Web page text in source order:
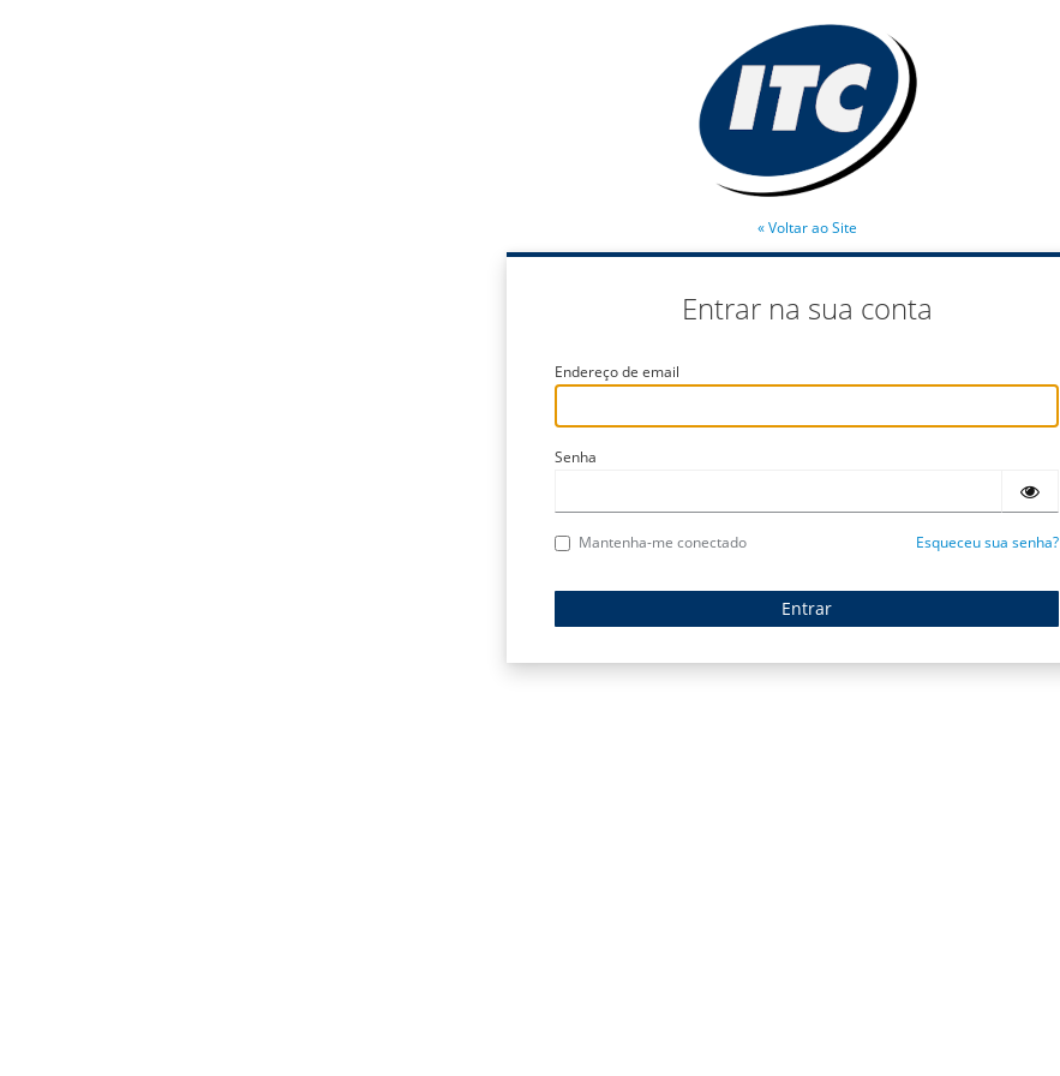
« Voltar ao Site
Entrar na sua conta
Endereço de email
Senha
Mantenha-me conectado Esqueceu sua senha?